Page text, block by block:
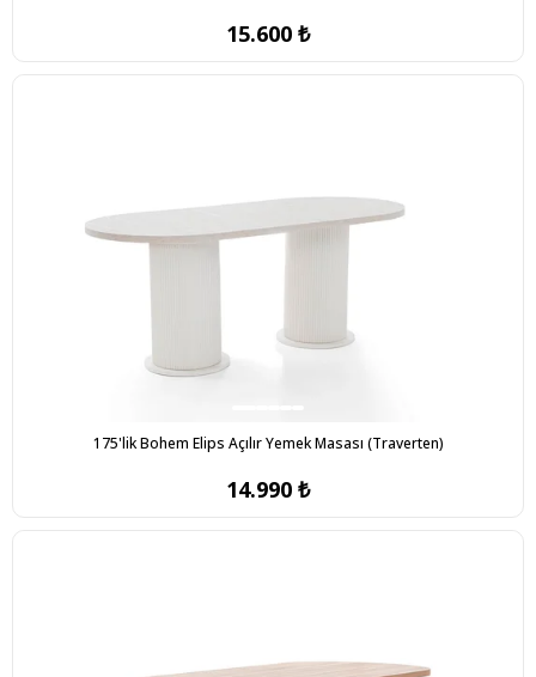
15.600 ₺
175'lik Bohem Elips Açılır Yemek Masası (Traverten)
14.990 ₺